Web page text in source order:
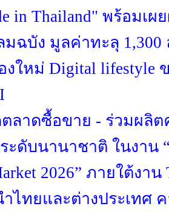
in Thailand" พร้อมเ
มฉบัง มูลค่าทะลุ 1,300
งใหม่ Digital lifestyle
ตลาดซื้อขาย - ร่วมผลิ
ะดับนานาชาติ ในงาน
2026” ภายใต้งา
ไทยและต่างประเทศ ค